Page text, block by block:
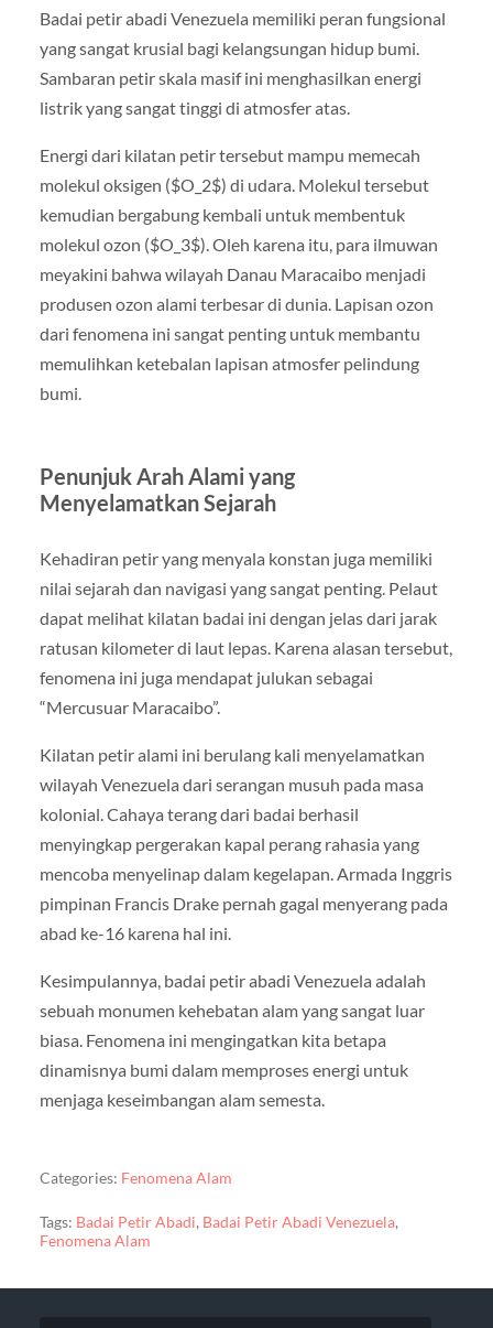
Badai petir abadi Venezuela memiliki peran fungsional
yang sangat krusial bagi kelangsungan hidup bumi.
Sambaran petir skala masif ini menghasilkan energi
listrik yang sangat tinggi di atmosfer atas.
Energi dari kilatan petir tersebut mampu memecah
molekul oksigen ($O_2$) di udara. Molekul tersebut
kemudian bergabung kembali untuk membentuk
molekul ozon ($O_3$). Oleh karena itu, para ilmuwan
meyakini bahwa wilayah Danau Maracaibo menjadi
produsen ozon alami terbesar di dunia. Lapisan ozon
dari fenomena ini sangat penting untuk membantu
memulihkan ketebalan lapisan atmosfer pelindung
bumi.
Penunjuk Arah Alami yang
Menyelamatkan Sejarah
Kehadiran petir yang menyala konstan juga memiliki
nilai sejarah dan navigasi yang sangat penting. Pelaut
dapat melihat kilatan badai ini dengan jelas dari jarak
ratusan kilometer di laut lepas. Karena alasan tersebut,
fenomena ini juga mendapat julukan sebagai
“Mercusuar Maracaibo”.
Kilatan petir alami ini berulang kali menyelamatkan
wilayah Venezuela dari serangan musuh pada masa
kolonial. Cahaya terang dari badai berhasil
menyingkap pergerakan kapal perang rahasia yang
mencoba menyelinap dalam kegelapan. Armada Inggris
pimpinan Francis Drake pernah gagal menyerang pada
abad ke-16 karena hal ini.
Kesimpulannya, badai petir abadi Venezuela adalah
sebuah monumen kehebatan alam yang sangat luar
biasa. Fenomena ini mengingatkan kita betapa
dinamisnya bumi dalam memproses energi untuk
menjaga keseimbangan alam semesta.
Categories: Fenomena Alam
Tags: Badai Petir Abadi, Badai Petir Abadi Venezuela,
Fenomena Alam